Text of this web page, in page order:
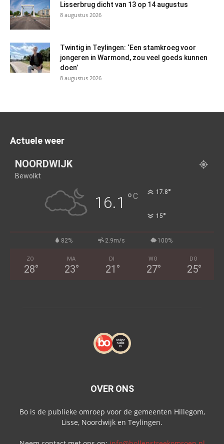
Lisserbrug dicht van 13 op 14 augustus
8 augustus 2026
Twintig in Teylingen: ‘Een stamkroeg voor
jongeren in Warmond, zou veel goeds kunnen
doen’
8 augustus 2026
Actuele weer
NOORDWIJK
Bewolkt
16.1 °C 17.8°
15°
82% 2.9m/s 100%
ZO
28°
MA
23°
DI
21 °
WO
27°
DO
25°
OVER ONS
Bo is de publieke omroep voor de gemeenten Hillegom,
Lisse, Noordwijk en Teylingen.